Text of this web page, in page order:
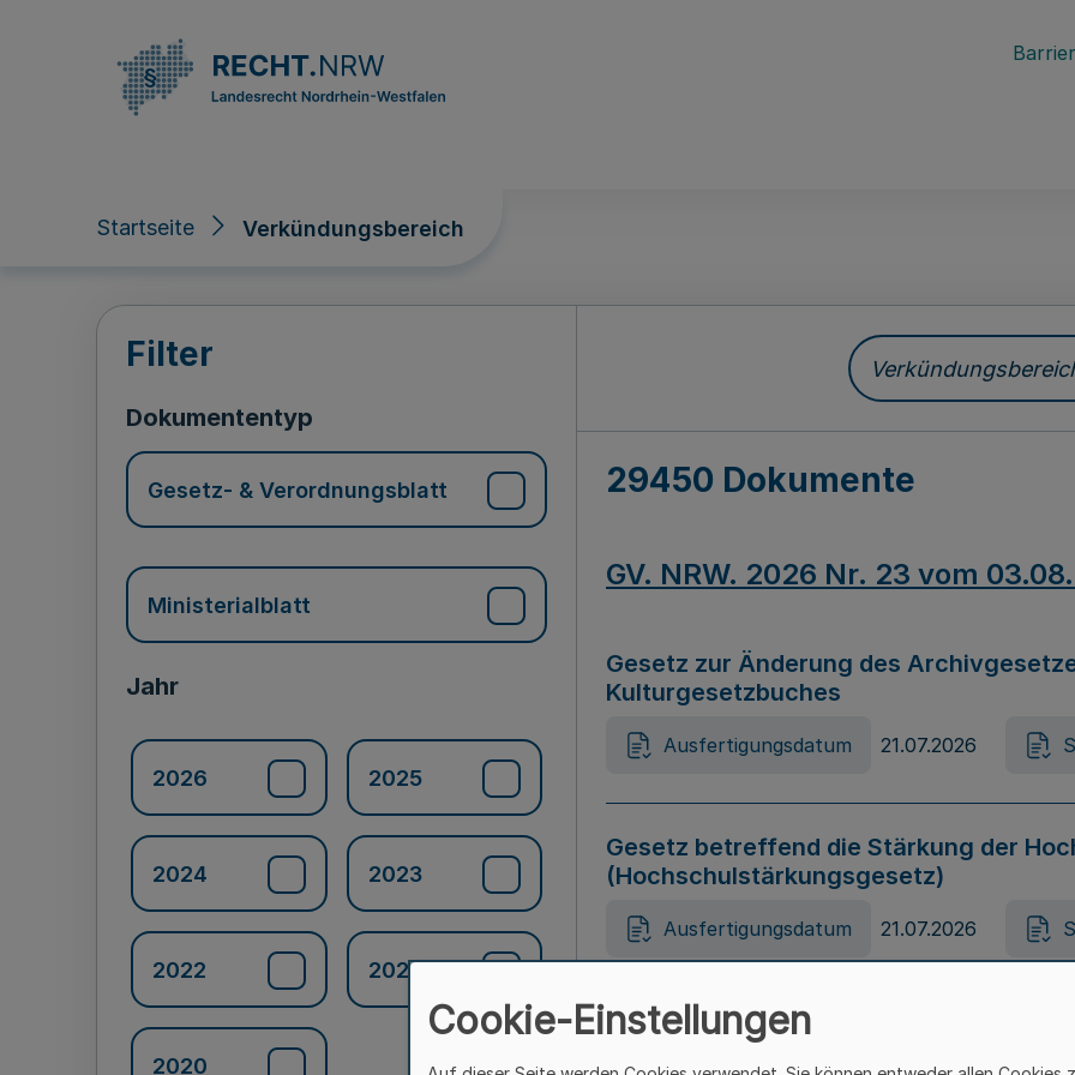
Startseite Verkündungsbereich
Verkündungsbereich
Filter
Dokumententyp
Gesetz- & Verordnungsblatt
Ministerialblatt
Jahr
2026 2025
2024 2023
2022 2021
2020
Verkündungsbereich
29450 Dokumente
GV. NRW. 2026 Nr. 23 vom
Gesetz zur Änderung des
Kulturgesetzbuches
Ausfertigungsdatum 21.07.2026
Gesetz betreffend die Stärkung der
(Hochschulstärkungsgesetz)
Ausfertigungsdatum 21.07.2026
Gesetz zur Vermeidung von
(Landesantidiskriminierungsgesetz –
Cookie-Einstellungen